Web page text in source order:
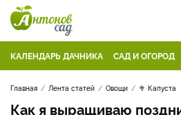
КАЛЕНДАРЬ ДАЧНИКА САД И ОГОРОД
Главная Лента статей Овощи 🥦 Капуста
Как я выращиваю